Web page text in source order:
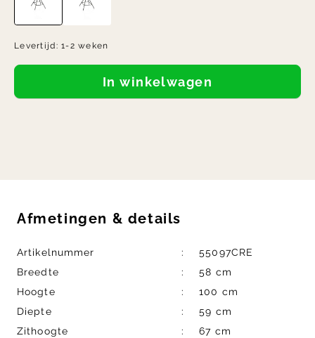
Levertijd:1-2 weken
In winkelwagen
Afmetingen & details
Artikelnummer
55097CRE
Breedte
58 cm
Hoogte
100 cm
Diepte
59 cm
Zithoogte
67 cm